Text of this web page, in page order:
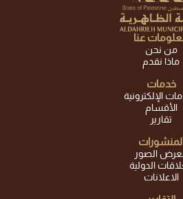
عنا
من نحن
ماذا نقدم
خدمات
الإلكترونية
الأقسام
تقارير
الصور
الدولية
الاعلانات